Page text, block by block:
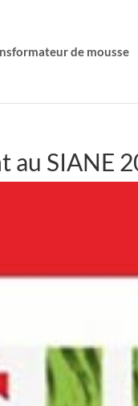
de mousse
au SIANE